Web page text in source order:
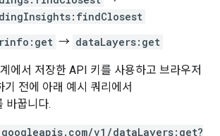
→ dataLayers:get
에서 저장한 API 키를 사용하고 브라우저
기 전에 아래 예시 쿼리에서
바꿉니다.
v1/dataLayers:get?